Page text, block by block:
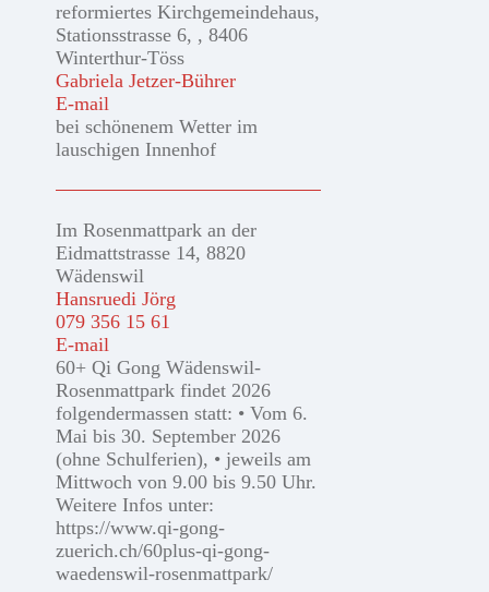
reformiertes Kirchgemeindehaus,
Stationsstrasse 6, , 8406
Winterthur-Töss
Gabriela Jetzer-Bührer
E-mail
bei schönenem Wetter im
lauschigen Innenhof
Im Rosenmattpark an der
Eidmattstrasse 14, 8820
Wädenswil
Hansruedi Jörg
079 356 15 61
E-mail
60+ Qi Gong Wädenswil-
Rosenmattpark findet 2026
folgendermassen statt: • Vom 6.
Mai bis 30. September 2026
(ohne Schulferien), • jeweils am
Mittwoch von 9.00 bis 9.50 Uhr.
Weitere Infos unter:
https://www.qi-gong-
zuerich.ch/60plus-qi-gong-
waedenswil-rosenmattpark/